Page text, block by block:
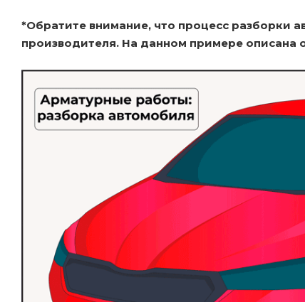
*Обратите внимание, что процесс разборки
производителя. На данном примере описана